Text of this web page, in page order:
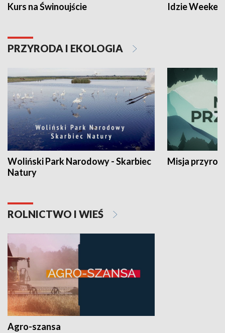
Kurs na Świnoujście Idzie
PRZYRODA I EKOLOGIA
Woliński Park Narodowy - Skarbiec
Natury
Misja
ROLNICTWO I WIEŚ
Agro-szansa